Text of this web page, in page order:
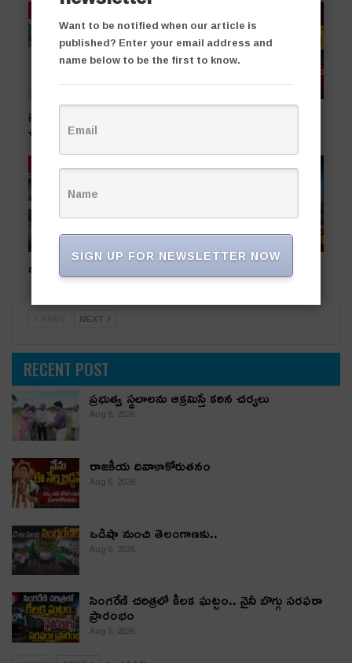
ప్రభుత్వ స్థలాలను ఆక్రమిస్తే కఠిన
చర్యలు
ఒడిషా నుంచి తెలంగాణ‌కు.. సింగరేణి చరిత్రలో కీలక ఘట్టం..
నైనీ బొగ్గు సరఫరా ప్రారంభం
NEXT
RECENT POST
ప్రభుత్వ స్థలాలను ఆక్రమిస్తే కఠిన చర్యలు
Aug 6, 2026
రాజకీయ దివాళాకోరుతనం
Aug 6, 2026
ఒడిషా నుంచి తెలంగాణ‌కు..
Aug 6, 2026
సింగరేణి చరిత్రలో కీలక ఘట్టం.. నైనీ బొగ్గు సరఫరా
ప్రారంభం
Aug 5, 2026
Want to be notified when our article is
published? Enter your email address and
name below to be the first to know.
SIGN UP FOR NEWSLETTER NOW